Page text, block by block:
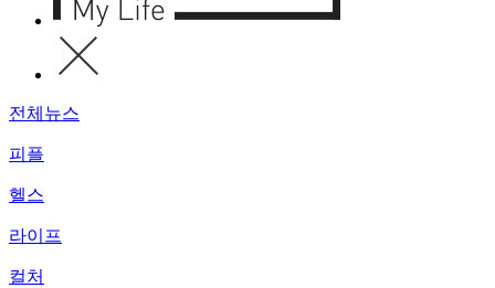
전체뉴스
피플
헬스
라이프
컬처